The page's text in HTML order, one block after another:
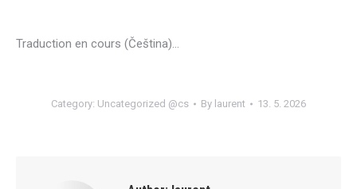
Traduction en cours (Čeština)…
Category: Uncategorized @cs By laurent 13. 5. 2026